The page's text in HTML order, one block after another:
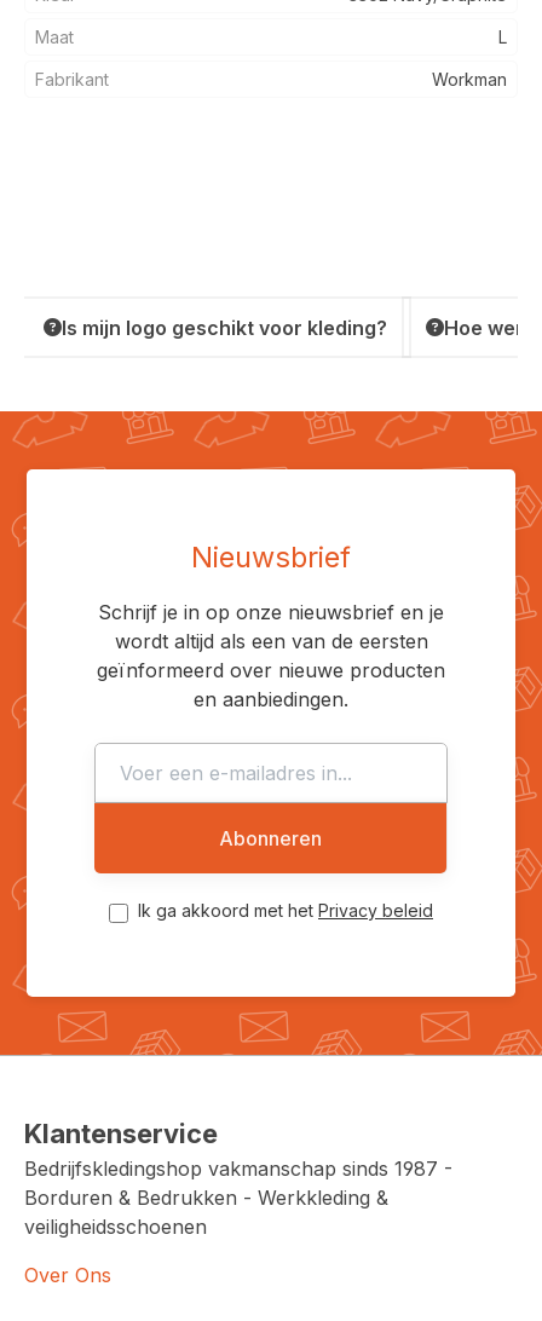
Maat L
Fabrikant Workman
Is mijn logo geschikt voor kleding? Hoe
Nieuwsbrief
Schrijf je in op onze nieuwsbrief en je
wordt altijd als een van de eersten
geïnformeerd over nieuwe producten
en aanbiedingen.
Abonneren
Ik ga akkoord met het Privacy beleid
Klantenservice
Bedrijfskledingshop vakmanschap sinds 1987 -
Borduren & Bedrukken - Werkkleding &
veiligheidsschoenen
Over Ons